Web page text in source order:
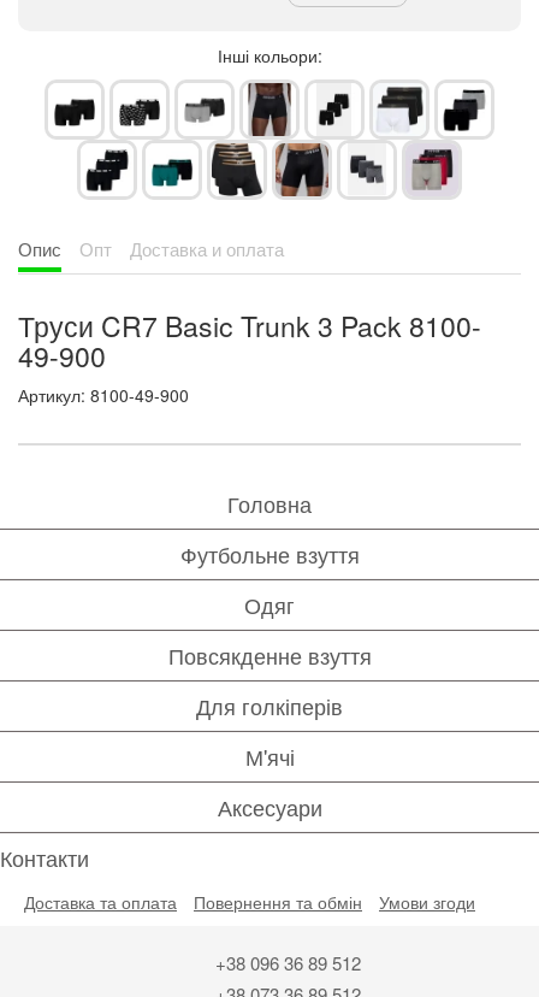
Інші кольори:
Опис Опт Доставка и оплата
Труси CR7 Basic Trunk 3 Pack 8100-
49-900
Артикул: 8100-49-900
Головна
Футбольне взуття
Одяг
Повсякденне взуття
Для голкіперів
М'ячі
Аксесуари
Контакти
Доставка та оплата Повернення та обмін Умови згоди
+38 096 36 89 512